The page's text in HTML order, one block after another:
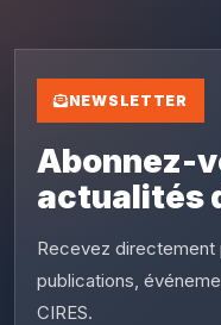
NEWSLETTER
Abonnez-
actualités
Recevez directement
publications,
CIRES.